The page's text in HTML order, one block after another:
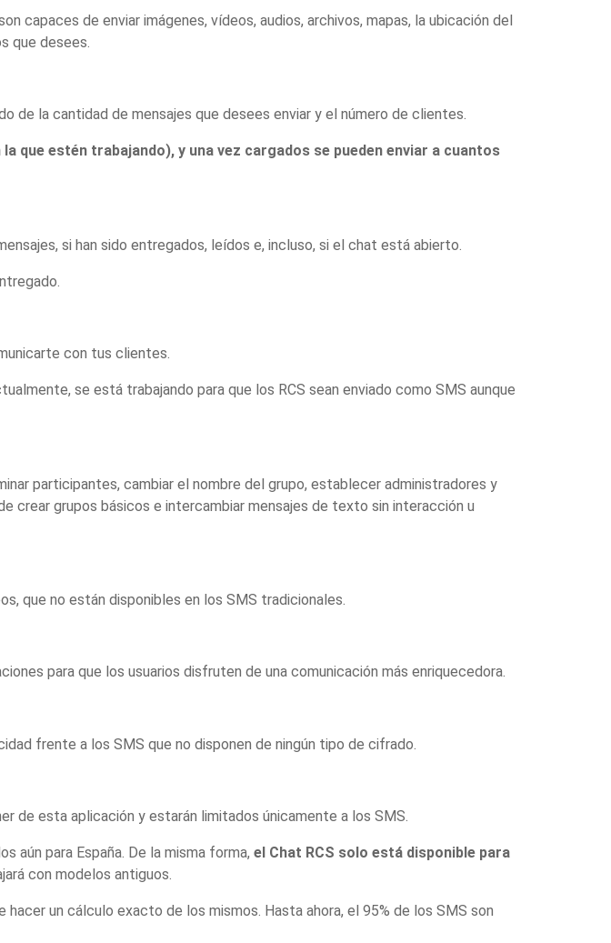
capaces de enviar imágenes, vídeos, audios, archivos, mapas, la ubicación del
que desees.
de la cantidad de mensajes que desees enviar y el número de clientes.
que estén trabajando), y una vez cargados se pueden enviar a cuantos
si han sido entregados, leídos e, incluso, si el chat está abierto.
con tus clientes.
se está trabajando para que los RCS sean enviado como SMS aunque
participantes, cambiar el nombre del grupo, establecer administradores y
crear grupos básicos e intercambiar mensajes de texto sin interacción u
que no están disponibles en los SMS tradicionales.
para que los usuarios disfruten de una comunicación más enriquecedora.
frente a los SMS que no disponen de ningún tipo de cifrado.
de esta aplicación y estarán limitados únicamente a los SMS.
aún para España. De la misma forma, el Chat RCS solo está disponible para
con modelos antiguos.
un cálculo exacto de los mismos. Hasta ahora, el 95% de los SMS son